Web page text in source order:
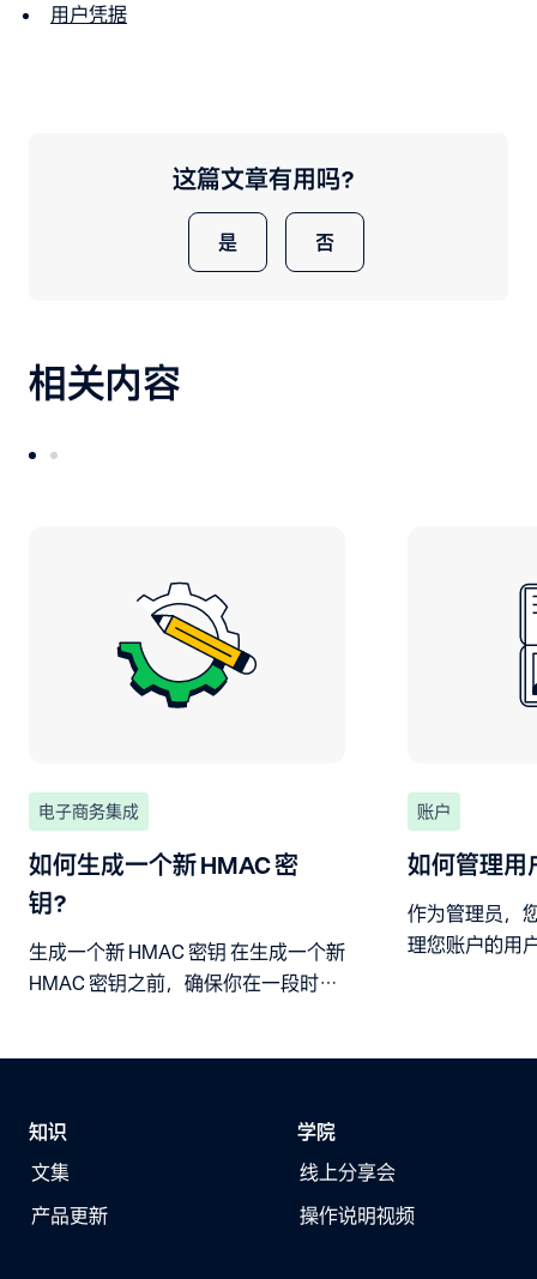
用户凭据
这篇文章有用吗？
是 否
相关内容
电子商务集成
如何生成一个新 HMAC 密
钥？
生成一个新 HMAC 密钥 在生成一个新
HMAC 密钥之前，确保你在一段时间
账户
如何管理用
作为管理员，
理您账户的用
知识
文集
产品更新
学院
线上分享会
操作说明视频